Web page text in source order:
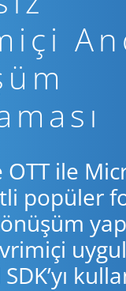
ile
popüler